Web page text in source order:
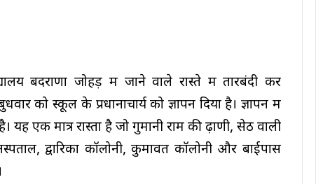
बदराणा जोहड़ में जाने वाले रास्ते में तारबंदी कर
को स्कूल के प्रधानाचार्य को ज्ञापन दिया है। ज्ञापन में
यह एक मात्र रास्ता है जो गुमानी राम की ढ़ाणी, सेठ वाली
द्वारिका कॉलोनी, कुमावत कॉलोनी और बाईपास